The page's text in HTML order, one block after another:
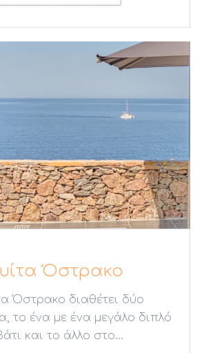
Όστρακο
Όστρακο διαθέτει δύο
το ένα με ένα μεγάλο διπλό
και το άλλο στο...